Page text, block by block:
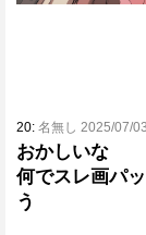
20: 名無し 2025/07/
おかしいな
何でスレ画パ
う